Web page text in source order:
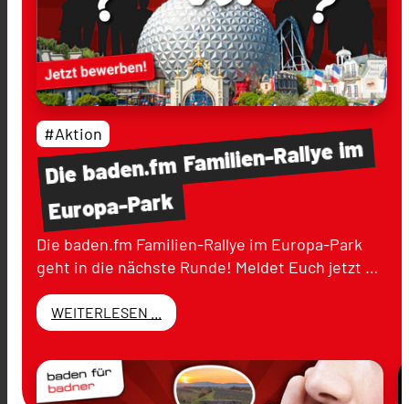
Diebaden.fmFamilien-Rallyeim
Europa-Park
#Aktion
Die baden.fm Familien-Rallye im Europa-Park
geht in die nächste Runde! Meldet Euch jetzt …
WEITERLESEN ...